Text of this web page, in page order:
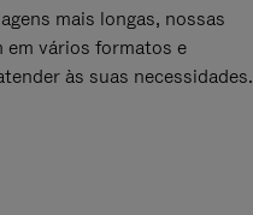
mais longas, nossas
em vários formatos e
às suas necessidades.